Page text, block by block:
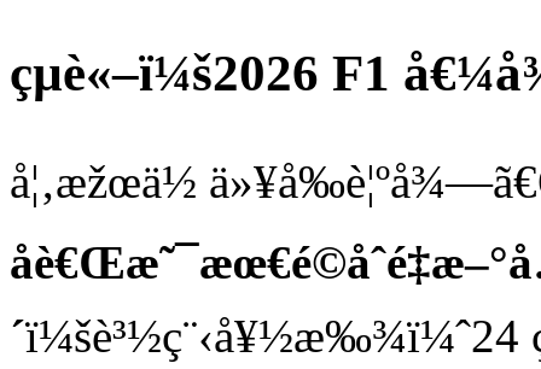
çµè«–ï¼š2026 F1
å¦‚æžœä½
´ï¼šè³½ç¨‹å¥½æ‰¾ï¼ˆ24